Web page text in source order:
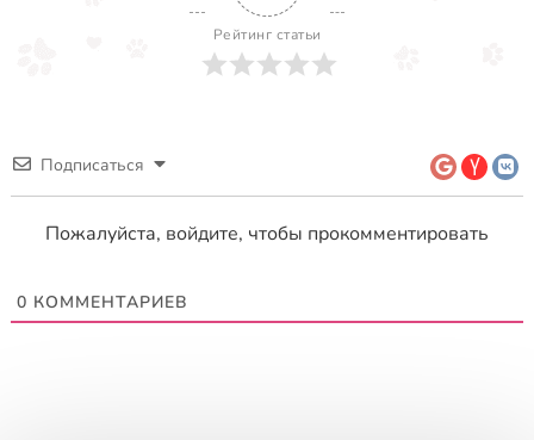
Рейтинг статьи
Подписаться
Пожалуйста, войдите, чтобы прокомментировать
0 КОММЕНТАРИЕВ